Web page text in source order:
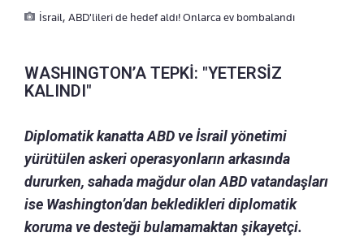
İsrail, ABD'lileri de hedef aldı! Onlarca ev bombalandı
WASHINGTON’A TEPKİ: "YETERSİZ
KALINDI"
Diplomatik kanatta ABD ve İsrail yönetimi
yürütülen askeri operasyonların arkasında
dururken, sahada mağdur olan ABD vatandaşları
ise Washington’dan bekledikleri diplomatik
koruma ve desteği bulamamaktan şikayetçi.